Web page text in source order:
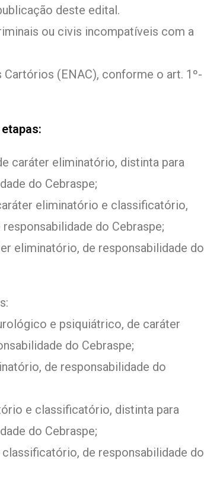
deste edital.
ou civis incompatíveis com a
(ENAC), conforme o art. 1º-
caráter eliminatório, distinta para
do Cebraspe;
eliminatório e classificatório,
do Cebraspe;
eliminatório, de responsabilidade do
e psiquiátrico, de caráter
do Cebraspe;
de responsabilidade do
e classificatório, distinta para
do Cebraspe;
de responsabilidade do